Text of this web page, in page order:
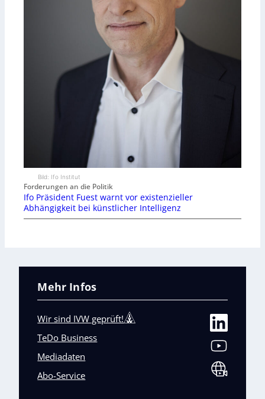
Bild: Ifo Institut
Forderungen an die Politik
Ifo Präsident Fuest warnt vor existenzieller
Abhängigkeit bei künstlicher Intelligenz
Mehr Infos
Wir sind IVW geprüft!
TeDo Business
Mediadaten
Abo-Service